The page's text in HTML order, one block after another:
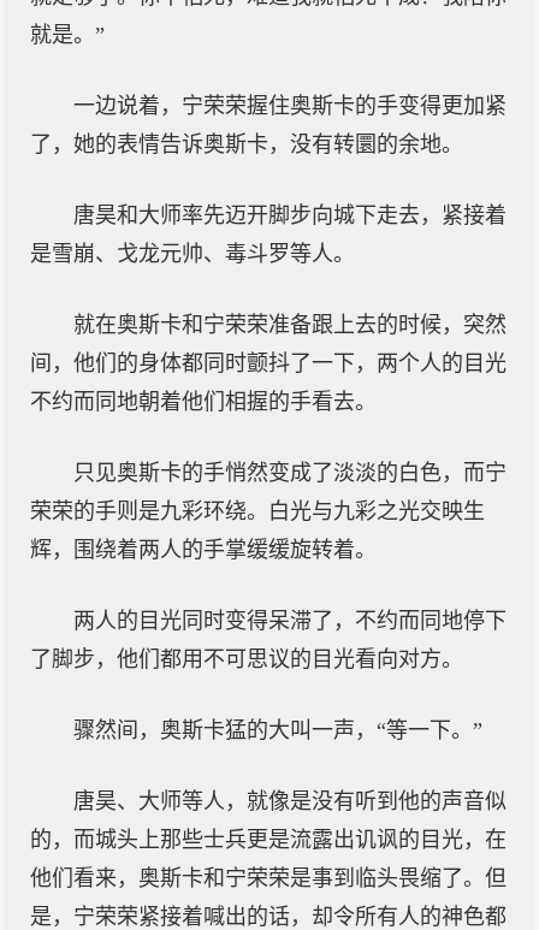
就是。”
一边说着，宁荣荣握住奥斯卡的手变得更加紧
了，她的表情告诉奥斯卡，没有转圜的余地。
唐昊和大师率先迈开脚步向城下走去，紧接着
是雪崩、戈龙元帅、毒斗罗等人。
就在奥斯卡和宁荣荣准备跟上去的时候，突然
间，他们的身体都同时颤抖了一下，两个人的目光
不约而同地朝着他们相握的手看去。
只见奥斯卡的手悄然变成了淡淡的白色，而宁
荣荣的手则是九彩环绕。白光与九彩之光交映生
辉，围绕着两人的手掌缓缓旋转着。
两人的目光同时变得呆滞了，不约而同地停下
了脚步，他们都用不可思议的目光看向对方。
骤然间，奥斯卡猛的大叫一声，“等一下。”
唐昊、大师等人，就像是没有听到他的声音似
的，而城头上那些士兵更是流露出讥讽的目光，在
他们看来，奥斯卡和宁荣荣是事到临头畏缩了。但
是，宁荣荣紧接着喊出的话，却令所有人的神色都